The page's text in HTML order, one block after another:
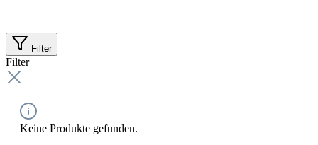
Filter
Filter
Keine Produkte gefunden.